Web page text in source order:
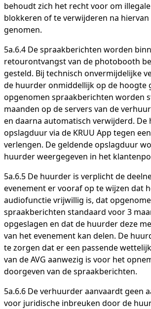
behoudt zich het recht voor om
blokkeren of te verwijderen na
genomen.
5a.6.4 De spraakberichten worden
retourontvangst van de photobooth
gesteld. Bij technisch onvermijdelijke
de huurder onmiddellijk op de hoogte
opgenomen spraakberichten worden
maanden op de servers van de
en daarna automatisch verwijderd. De
opslagduur via de KRUU App tegen
verlengen. De geldende opslagduur
huurder weergegeven in het
5a.6.5 De huurder is verplicht de
evenement er vooraf op te wijzen dat
audiofunctie vrijwillig is, dat
spraakberichten standaard voor 3
opgeslagen en dat de huurder deze
van het evenement kan delen. De
te zorgen dat er een passende
van de AVG aanwezig is voor het
doorgeven van de spraakberichten.
5a.6.6 De verhuurder aanvaardt geen
voor juridische inbreuken door de